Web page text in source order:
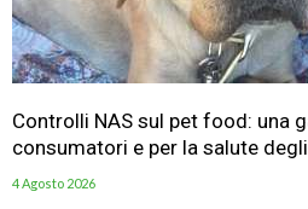
Controlli NAS sul pet food: una
consumatori e per la salute
4 Agosto 2026